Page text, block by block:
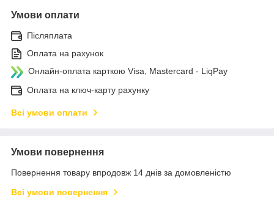
Умови оплати
Післяплата
Оплата на рахунок
Онлайн-оплата карткою Visa, Mastercard - LiqPay
Оплата на ключ-карту рахунку
Всі умови оплати
Умови повернення
Повернення товару впродовж 14 днів за домовленістю
Всі умови повернення